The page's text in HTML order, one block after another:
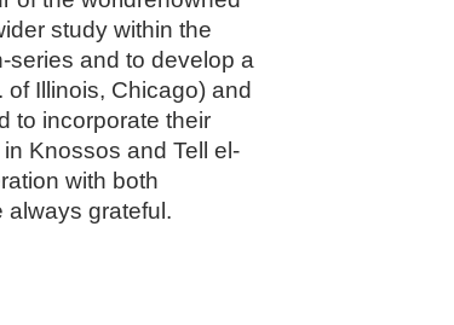
study within the
series and to develop a
Illinois, Chicago) and
to incorporate their
Knossos and Tell el-
with both
always grateful.